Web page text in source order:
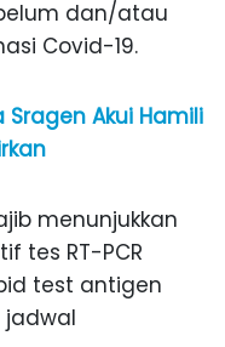
dan/atau
Covid-19.
Sragen Akui Hamili
menunjukkan
tes RT-PCR
test antigen
jadwal